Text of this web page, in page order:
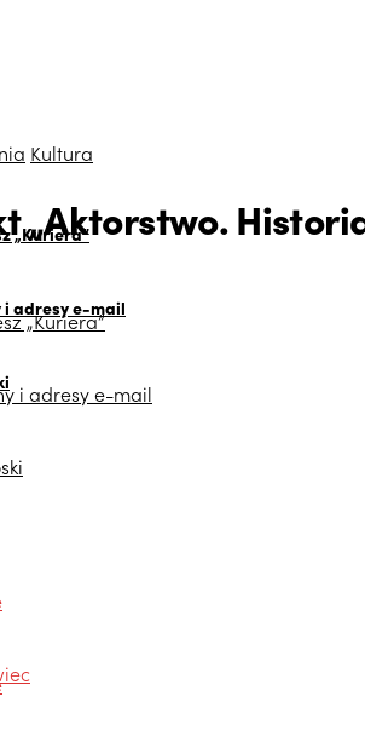
„Kuriera”
i adresy e-mail
„Kuriera”
i adresy e-mail
Kultura
„Aktorstwo.